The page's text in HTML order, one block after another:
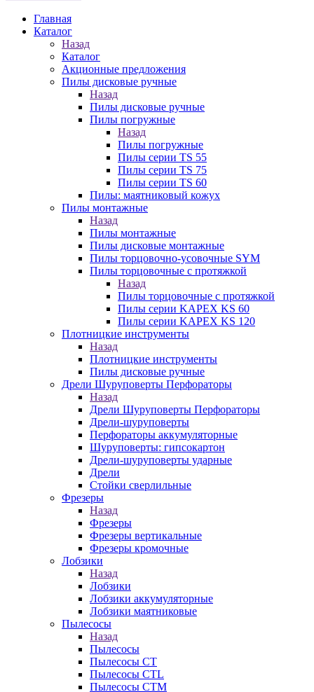
Главная
Каталог
Назад
Каталог
Акционные предложения
Пилы дисковые ручные
Назад
Пилы дисковые ручные
Пилы погружные
Назад
Пилы погружные
Пилы серии TS 55
Пилы серии TS 75
Пилы серии TS 60
Пилы: маятниковый кожух
Пилы монтажные
Назад
Пилы монтажные
Пилы дисковые монтажные
Пилы торцовочно-усовочные SYM
Пилы торцовочные с протяжкой
Назад
Пилы торцовочные с протяжкой
Пилы серии KAPEX KS 60
Пилы серии KAPEX KS 120
Плотницкие инструменты
Назад
Плотницкие инструменты
Пилы дисковые ручные
Дрели Шуруповерты Перфораторы
Назад
Дрели Шуруповерты Перфораторы
Дрели-шуруповерты
Перфораторы аккумуляторные
Шуруповерты: гипсокартон
Дрели-шуруповерты ударные
Дрели
Стойки сверлильные
Фрезеры
Назад
Фрезеры
Фрезеры вертикальные
Фрезеры кромочные
Лобзики
Назад
Лобзики
Лобзики аккумуляторные
Лобзики маятниковые
Пылесосы
Назад
Пылесосы
Пылесосы CT
Пылесосы CTL
Пылесосы CTM